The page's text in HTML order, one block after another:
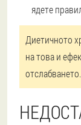
ядете
Диетичното
на това и
отслабването.